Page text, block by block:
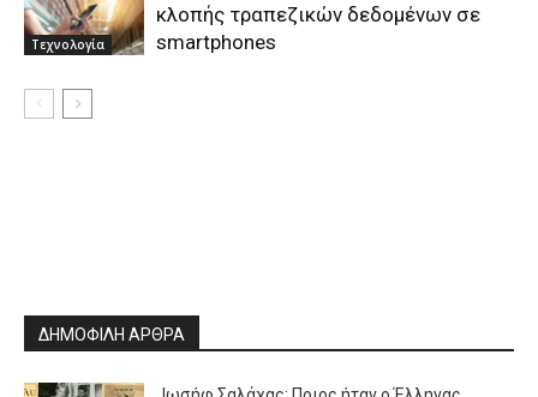
Τεχνολογία
κλοπής τραπεζικών δεδομένων σε
smartphones
ΔΗΜΟΦΙΛΗ ΑΡΘΡΑ